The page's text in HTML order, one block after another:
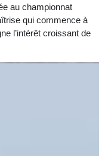
au championnat
qui commence à
l’intérêt croissant de